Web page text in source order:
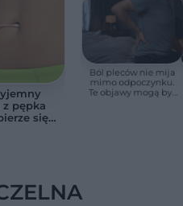
pępka
się
Ból pleców nie mija
mimo odpoczynku.
Te objawy mogą być